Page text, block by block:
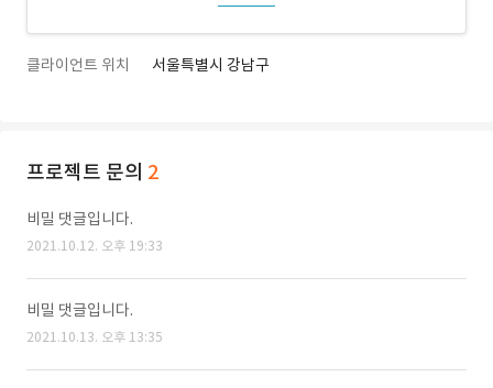
클라이언트 위치 서울특별시 강남구
프로젝트 문의 2
비밀 댓글입니다.
2021.10.12. 오후 19:33
비밀 댓글입니다.
2021.10.13. 오후 13:35